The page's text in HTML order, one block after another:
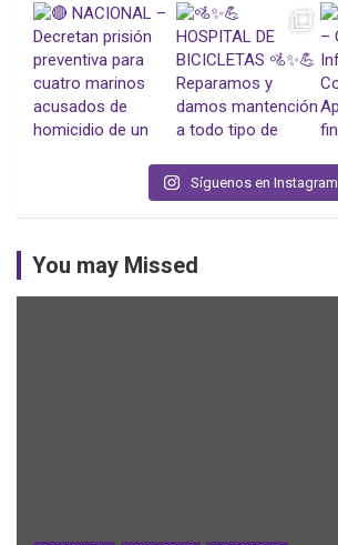
Síguenos en Instagram
You may Missed